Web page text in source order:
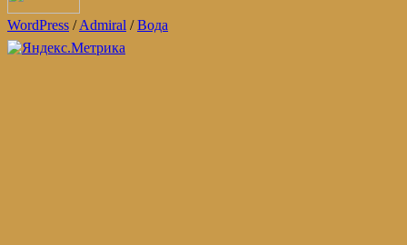
WordPress /Admiral /Вода